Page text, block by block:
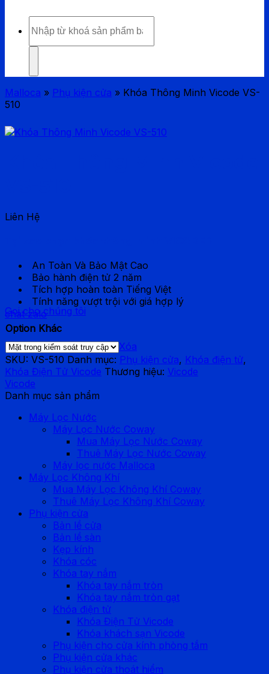
kiếm:
Malloca » Phụ kiện cửa » Khóa Thông Minh Vicode VS-
510
Liên Hệ
An Toàn Và Bảo Mật Cao
Bảo hành điện tử 2 năm
Tích hợp hoàn toàn Tiếng Việt
Tính năng vượt trội với giá hợp lý
chat zalo
Gọi cho chúng tôi
Option Khác
Xóa
SKU: VS-510 Danh mục: Phụ kiện cửa, Khóa điện tử,
Khóa Điện Tử Vicode Thương hiệu: Vicode
Vicode
Danh mục sản phẩm
Máy Lọc Nước
Máy Lọc Nước Coway
Mua Máy Lọc Nước Coway
Thuê Máy Lọc Nước Coway
Máy lọc nước Malloca
Máy Lọc Không Khí
Mua Máy Lọc Không Khí Coway
Thuê Máy Lọc Không Khí Coway
Phụ kiện cửa
Bản lề cửa
Bản lề sàn
Kẹp kính
Khóa cóc
Khóa tay nắm
Khóa tay nắm tròn
Khóa tay nắm tròn gạt
Khóa điện tử
Khóa Điện Tử Vicode
Khóa khách sạn Vicode
Phụ kiện cho cửa kính phòng tắm
Phụ kiện cửa khác
Phụ kiện cửa thoát hiểm